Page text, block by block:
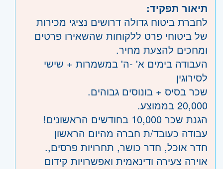
תיאור תפקיד:
לחברת ביטוח גדולה דרושים נציגי מכירות
של ביטוחי פרט ללקוחות שהשאירו פרטים
ומחכים להצעת מחיר.
העבודה בימים א' -ה' במשמרות + שישי
לסירוגין
שכר בסיס + בונוסים גבוהים.
20,000 בממוצע.
הגנת שכר 10,000 בחודשים הראשונים!
עבודה כעובד/ת חברה מהיום הראשון
.חדר אוכל, חדר כושר, תחרויות פרסים,
אוירה צעירה ודינאמית ואפשרויות קידום